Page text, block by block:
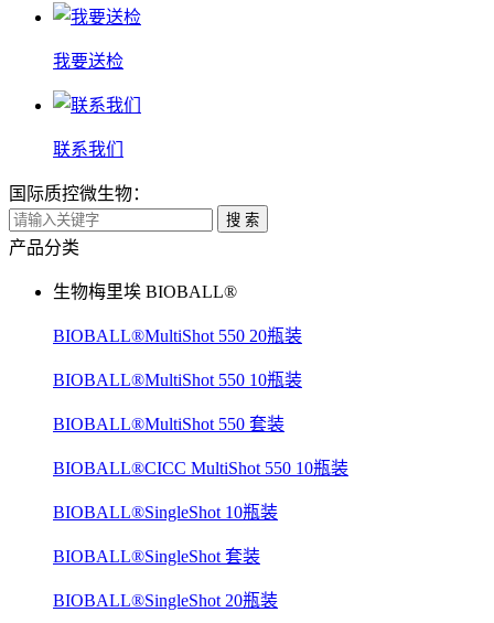
我要送检
联系我们
国际质控微生物：
搜 索
产品分类
生物梅里埃 BIOBALL®
BIOBALL®MultiShot 550 20瓶装
BIOBALL®MultiShot 550 10瓶装
BIOBALL®MultiShot 550 套装
BIOBALL®CICC MultiShot 550 10瓶装
BIOBALL®SingleShot 10瓶装
BIOBALL®SingleShot 套装
BIOBALL®SingleShot 20瓶装